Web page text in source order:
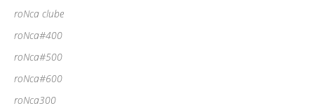
roNca clube
roNca#400
roNca#500
roNca#600
roNca300